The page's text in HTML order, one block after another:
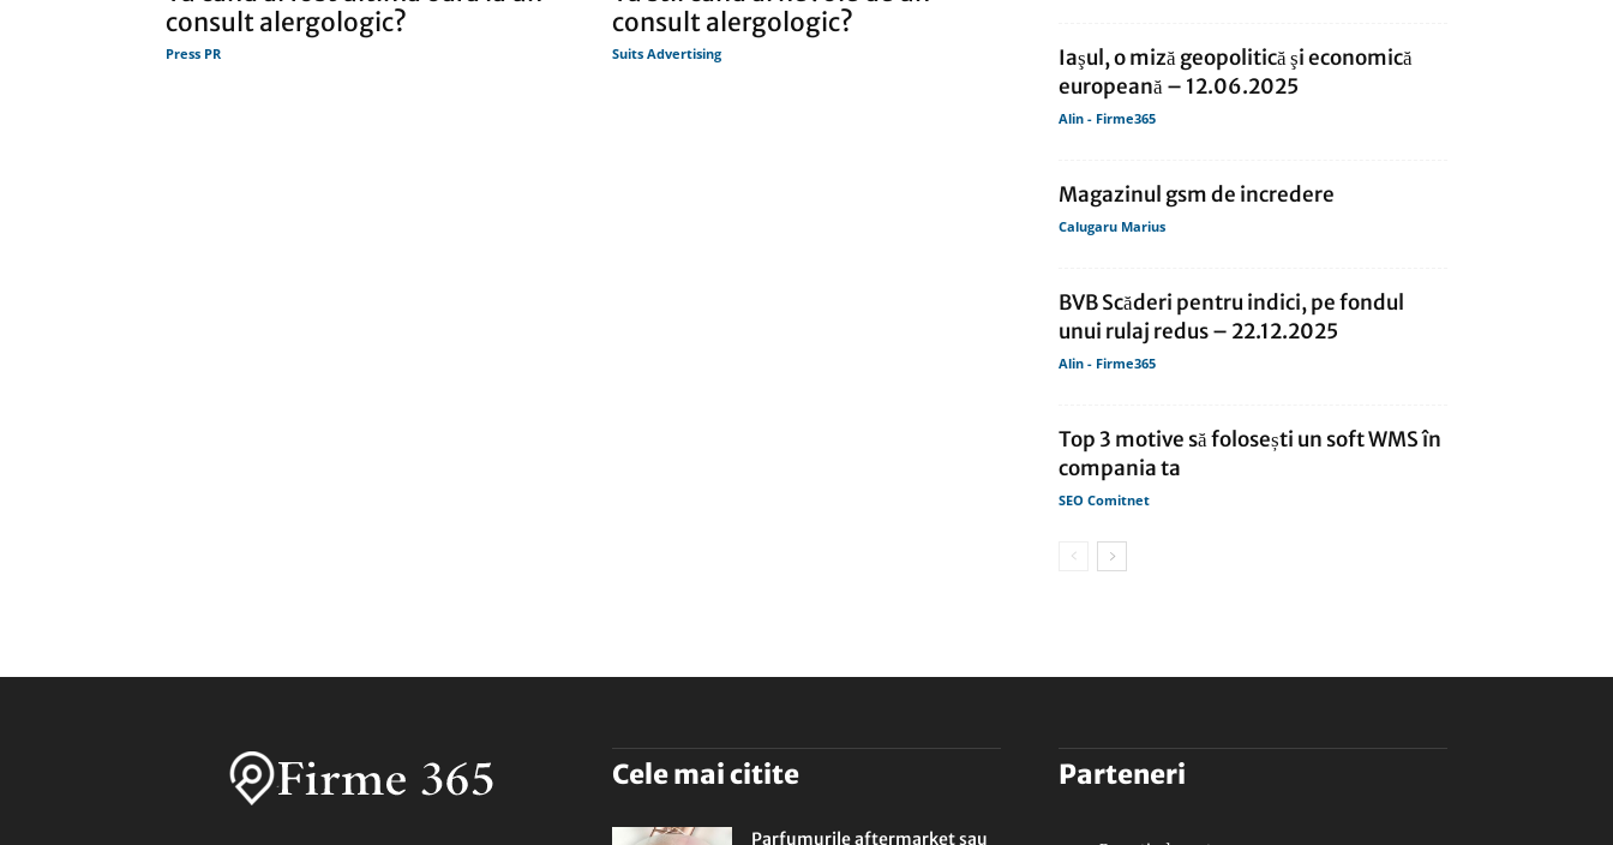
presa
consult alergologic?
Press PR
consult alergologic?
Suits Advertising
Iaşul, o miză geopolitică şi economică
europeană – 12.06.2025
Alin - Firme365
Magazinul gsm de incredere
Calugaru Marius
BVB Scăderi pentru indici, pe fondul
unui rulaj redus – 22.12.2025
Alin - Firme365
Top 3 motive să folosești un soft WMS în
compania ta
SEO Comitnet
Cele mai citite
Parfumurile aftermarket sau
Parteneri